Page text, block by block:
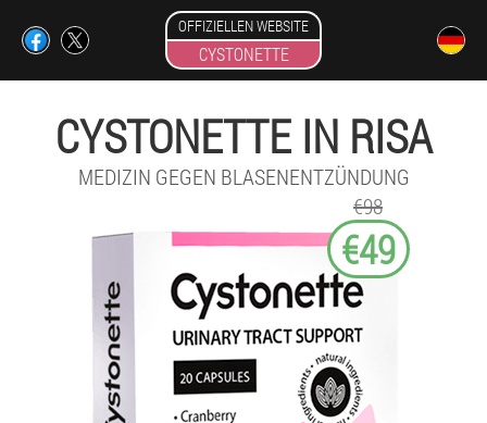
OFFIZIELLEN WEBSITE
CYSTONETTE
CYSTONETTE IN RISA
MEDIZIN GEGEN BLASENENTZÜNDUNG
€98
€49